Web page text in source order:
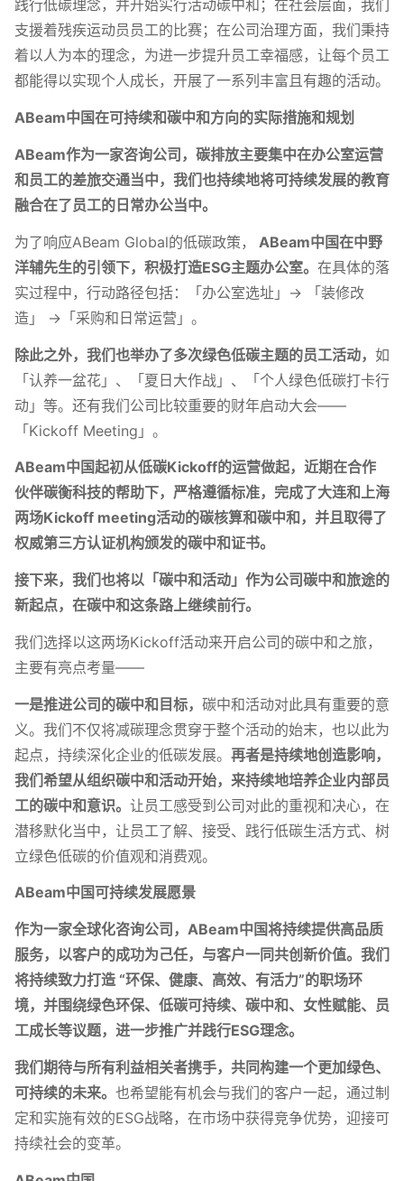
践行低碳理念，并开始实行活动碳中和；在社会层面，我们
支援着残疾运动员员工的比赛；在公司治理方面，我们秉持
着以人为本的理念，为进一步提升员工幸福感，让每个员工
都能得以实现个人成长，开展了一系列丰富且有趣的活动。
ABeam中国在可持续和碳中和方向的实际措施和规划
ABeam作为一家咨询公司，碳排放主要集中在办公室运营
和员工的差旅交通当中，我们也持续地将可持续发展的教育
融合在了员工的日常办公当中。
为了响应ABeam Global的低碳政策，
ABeam中国在中野
洋辅先生的引领下，积极打造ESG主题办公室。 在具体的落
实过程中，行动路径包括：「办公室选址」→ 「装修改
造」 →「采购和日常运营」。
除此之外，我们也举办了多次绿色低碳主题的员工活动， 如
「认养一盆花」、「夏日大作战」、「个人绿色低碳打卡行
动」等。还有我们公司比较重要的财年启动大会——
「Kickoff Meeting」。
ABeam中国起初从低碳Kickoff的运营做起，近期在合作
伙伴碳衡科技的帮助下，严格遵循标准，完成了大连和上海
两场Kickoff meeting活动的碳核算和碳中和，并且取得了
权威第三方认证机构颁发的碳中和证书。
接下来， 我们也将以「碳中和活动」作为公司碳中和旅途的
新起点，在碳中和这条路上继续前行。
我们选择以这两场Kickoff活动来开启公司的碳中和之旅，
主要有亮点考量——
一是推进公司的碳中和目标， 碳中和活动对此具有重要的意
义。我们不仅将减碳理念贯穿于整个活动的始末，也以此为
起点，持续深化企业的低碳发展。 再者是持续地创造影响，
我们希望从组织碳中和活动开始，来持续地培养企业内部员
工的碳中和意识。 让员工感受到公司对此的重视和决心，在
潜移默化当中，让员工了解、接受、践行低碳生活方式、树
立绿色低碳的价值观和消费观。
ABeam中国可持续发展愿景
作为一家全球化咨询公司，ABeam中国将持续提供高品质
服务，以客户的成功为己任，与客户一同共创新价值。 我们
将持续致力打造 “环保、健康、高效、有活力”的职场环
境，并围绕绿色环保、低碳可持续、碳中和、女性赋能、员
工成长等议题，进一步推广并践行ESG理念。
我们期待与所有利益相关者携手，共同构建一个更加绿色、
可持续的未来。 也希望能有机会与我们的客户一起，通过制
定和实施有效的ESG战略，在市场中获得竞争优势，迎接可
持续社会的变革。